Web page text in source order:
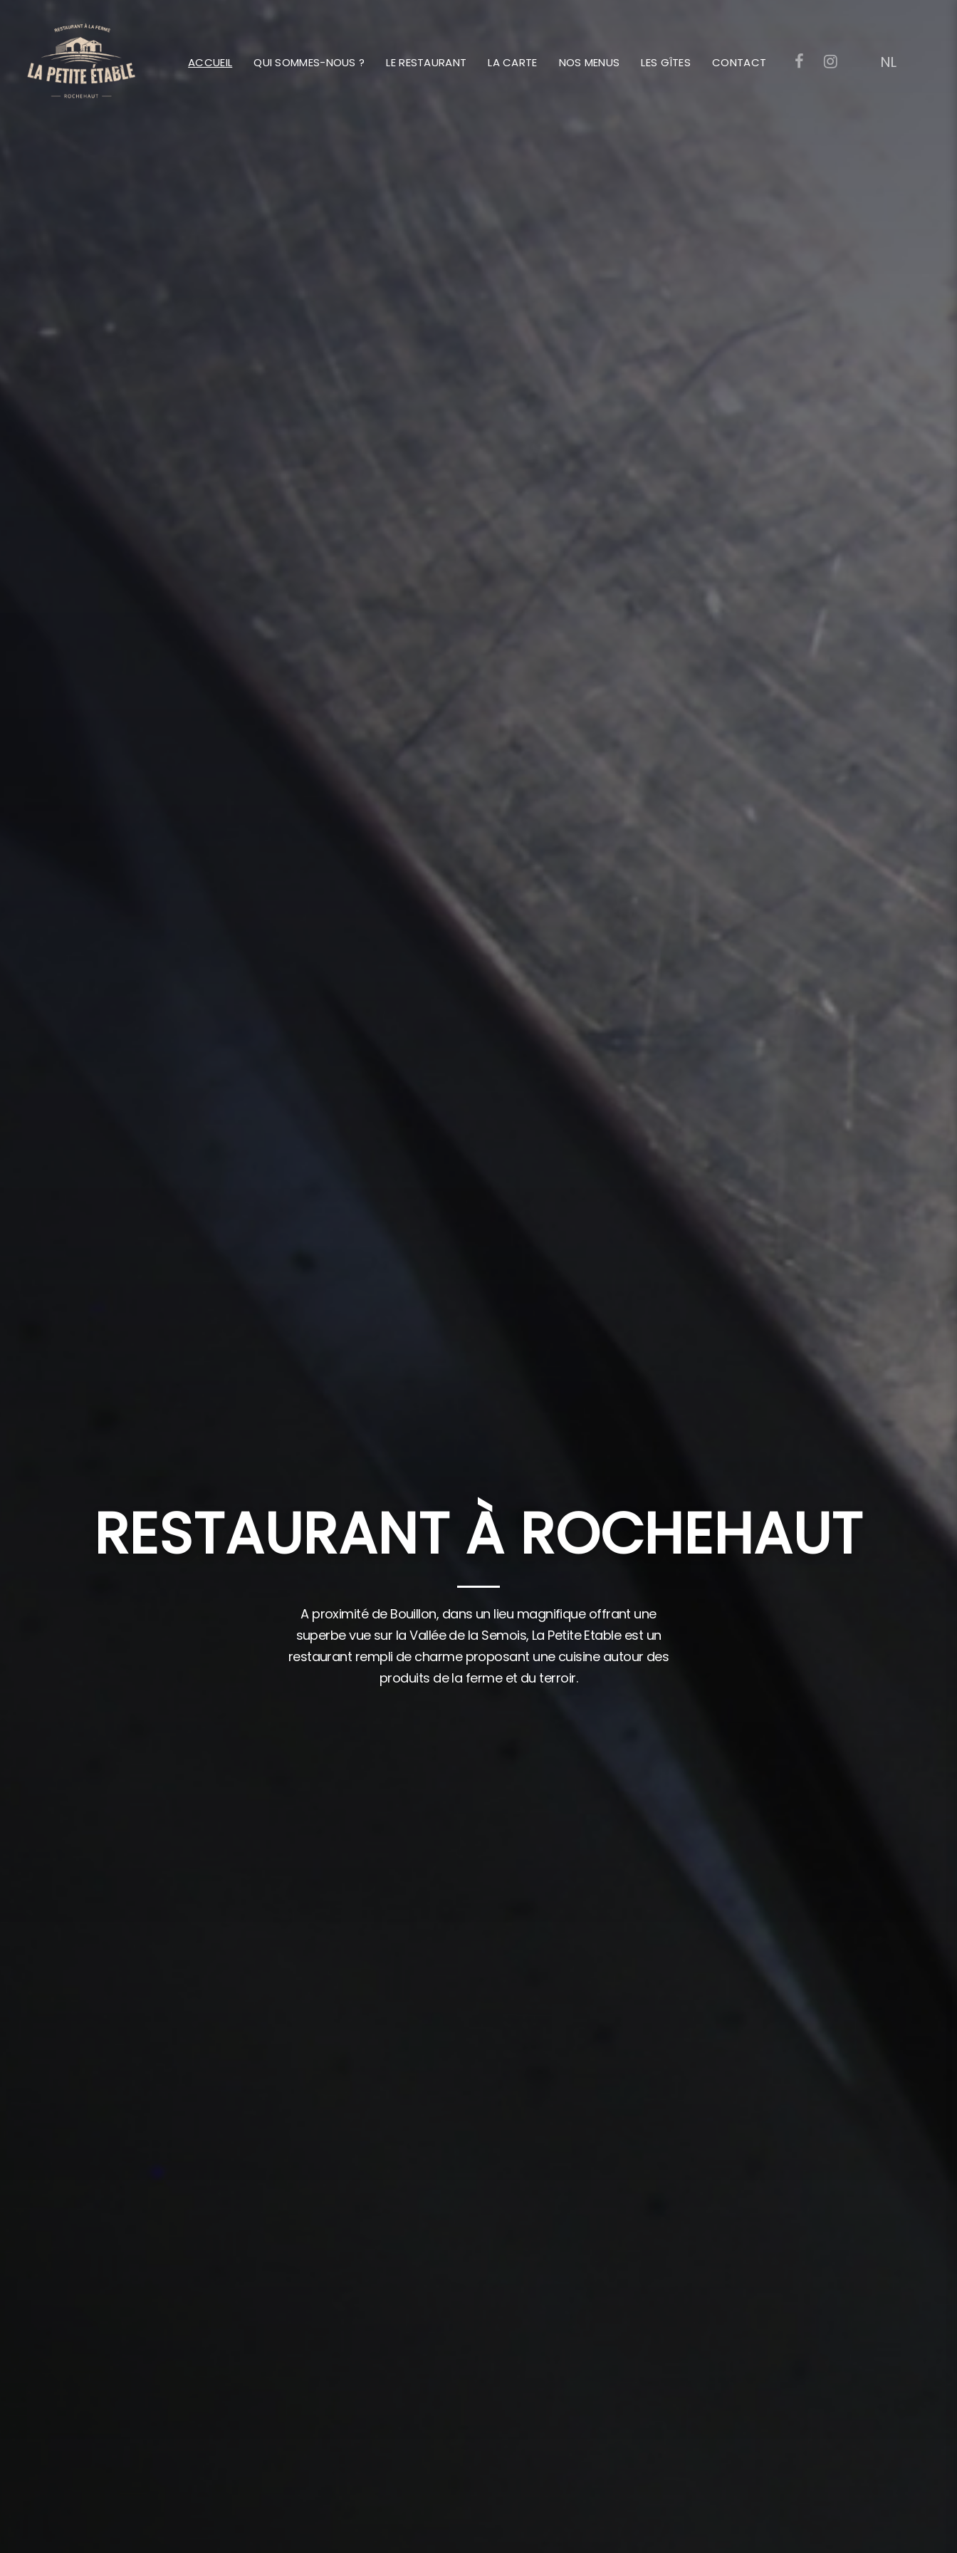
ACCUEIL QUI SOMMES-NOUS ? LE RESTAURANT LA CARTE NOS MENUS LES GÎTES CONTACT NL
RESTAURANT À ROCHEHAUT
A proximité de Bouillon, dans un lieu magnifique offrant une
superbe vue sur la Vallée de la Semois, La Petite Etable est un
restaurant rempli de charme proposant une cuisine autour des
produits de la ferme et du terroir.